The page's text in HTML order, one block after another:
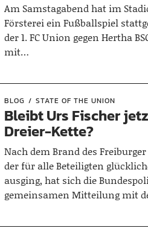
Am Samstagabend hat im
Försterei ein Fußballspiel
der 1. FC Union gegen Hertha
mit…
BLOG STATE OF THE UNION
Bleibt Urs Fischer
Dreier-Kette?
Nach dem Brand des
der für alle Beteiligten
ausging, hat sich die
gemeinsamen Mitteilung mit